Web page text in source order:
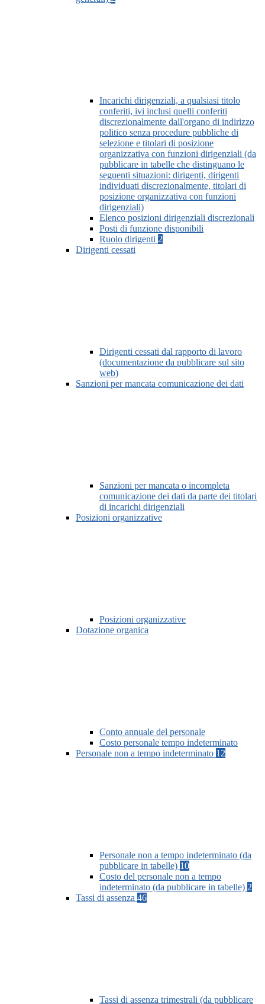
Incarichi dirigenziali, a qualsiasi titolo
conferiti, ivi inclusi quelli conferiti
discrezionalmente dall'organo di indirizzo
politico senza procedure pubbliche di
selezione e titolari di posizione
organizzativa con funzioni dirigenziali (da
pubblicare in tabelle che distinguano le
seguenti situazioni: dirigenti, dirigenti
individuati discrezionalmente, titolari di
posizione organizzativa con funzioni
dirigenziali)
Elenco posizioni dirigenziali discrezionali
Posti di funzione disponibili
Ruolo dirigenti 2
Dirigenti cessati
Dirigenti cessati dal rapporto di lavoro
(documentazione da pubblicare sul sito
web)
Sanzioni per mancata comunicazione dei dati
Sanzioni per mancata o incompleta
comunicazione dei dati da parte dei titolari
di incarichi dirigenziali
Posizioni organizzative
Posizioni organizzative
Dotazione organica
Conto annuale del personale
Costo personale tempo indeterminato
Personale non a tempo indeterminato 12
Personale non a tempo indeterminato (da
pubblicare in tabelle) 10
Costo del personale non a tempo
indeterminato (da pubblicare in tabelle) 2
Tassi di assenza 46
Tassi di assenza trimestrali (da pubblicare